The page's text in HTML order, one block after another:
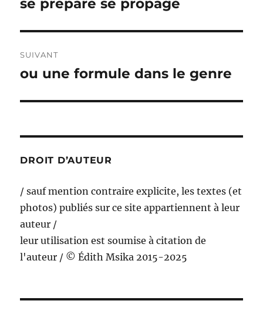
Publication
se prépare se propage
SUIVANT
Publication
ou une formule dans le genre
DROIT D’AUTEUR
/ sauf mention contraire explicite, les textes (et
photos) publiés sur ce site appartiennent à leur
auteur /
leur utilisation est soumise à citation de
l'auteur / © Édith Msika 2015-2025